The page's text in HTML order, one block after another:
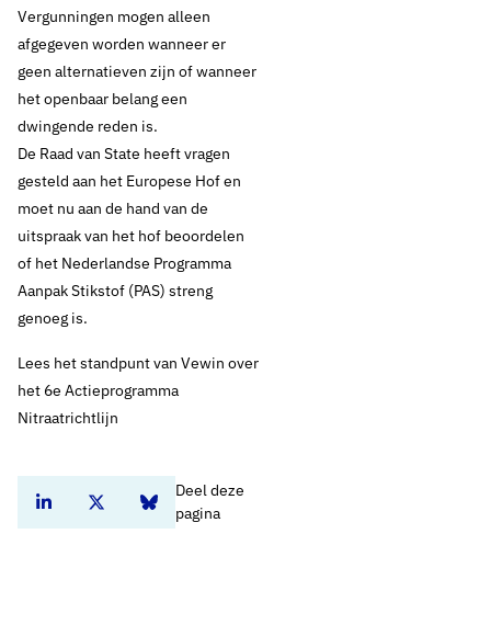
Vergunningen mogen alleen
afgegeven worden wanneer er
geen alternatieven zijn of wanneer
het openbaar belang een
dwingende reden is.
De Raad van State heeft vragen
gesteld aan het Europese Hof en
moet nu aan de hand van de
uitspraak van het hof beoordelen
of het Nederlandse Programma
Aanpak Stikstof (PAS) streng
genoeg is.
Lees het standpunt van Vewin over
het 6e Actieprogramma
Nitraatrichtlijn
Deel deze
pagina
Deel dit artikel op Linkedin
Deel dit artikel op Twitter
Deel dit artikel op Bluesky